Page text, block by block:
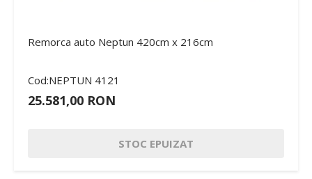
Remorca auto Neptun 420cm x 216cm
Cod:NEPTUN 4121
25.581,00 RON
STOC EPUIZAT